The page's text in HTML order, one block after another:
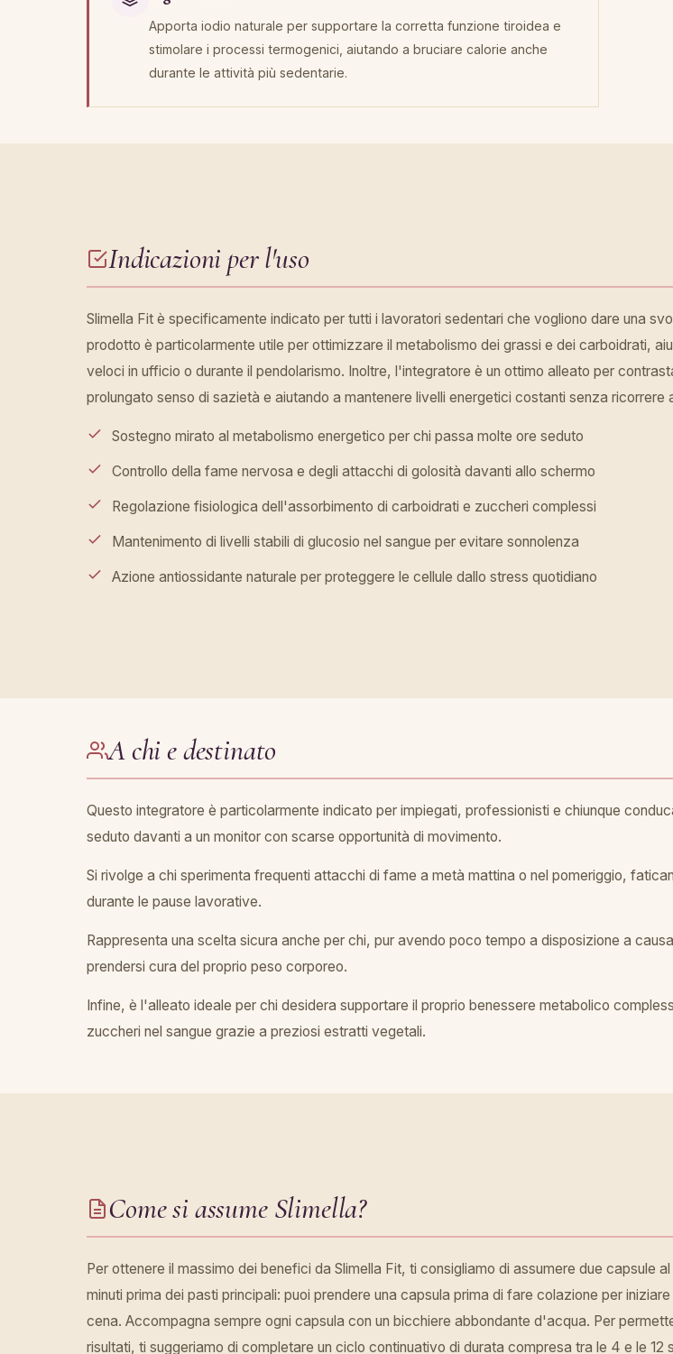
Apporta iodio naturale per supportare la corretta funzione tiroidea e
stimolare i processi termogenici, aiutando a bruciare calorie anche
durante le attività più sedentarie.
Indicazioni per l'uso
Slimella Fit è specificamente indicato per tutti i lavoratori sedentari che vogliono dare una
prodotto è particolarmente utile per ottimizzare il metabolismo dei grassi e dei carboidrati,
veloci in ufficio o durante il pendolarismo. Inoltre, l'integratore è un ottimo alleato per
prolungato senso di sazietà e aiutando a mantenere livelli energetici costanti senza
Sostegno mirato al metabolismo energetico per chi passa molte ore seduto
Controllo della fame nervosa e degli attacchi di golosità davanti allo schermo
Regolazione fisiologica dell'assorbimento di carboidrati e zuccheri complessi
Mantenimento di livelli stabili di glucosio nel sangue per evitare sonnolenza
Azione antiossidante naturale per proteggere le cellule dallo stress quotidiano
A chi e destinato
Questo integratore è particolarmente indicato per impiegati, professionisti e chiunque
seduto davanti a un monitor con scarse opportunità di movimento.
Si rivolge a chi sperimenta frequenti attacchi di fame a metà mattina o nel pomeriggio,
durante le pause lavorative.
Rappresenta una scelta sicura anche per chi, pur avendo poco tempo a disposizione a
prendersi cura del proprio peso corporeo.
Infine, è l'alleato ideale per chi desidera supportare il proprio benessere metabolico
zuccheri nel sangue grazie a preziosi estratti vegetali.
Come si assume Slimella?
Per ottenere il massimo dei benefici da Slimella Fit, ti consigliamo di assumere due capsule
minuti prima dei pasti principali: puoi prendere una capsula prima di fare colazione per
cena. Accompagna sempre ogni capsula con un bicchiere abbondante d'acqua. Per
risultati, ti suggeriamo di completare un ciclo continuativo di durata compresa tra le 4 e le 12